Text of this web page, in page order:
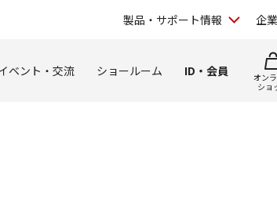
製品・サポート情報 企
ベント・交流 ショールーム ID・会員
オン
ショ